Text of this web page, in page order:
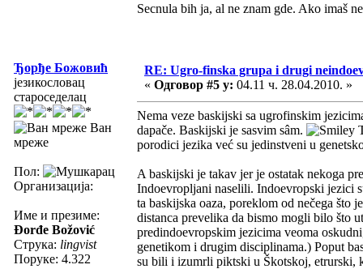
Secnula bih ja, al ne znam gde. Ako imaš
Ђорђе Божовић
језикословац
староседелац
Ван
мреже
Пол:
Организација:
Име и презиме:
Đorđe Božović
Струка: lingvist
Поруке: 4.322
RE: Ugro-finska grupa i drugi
« Одговор #5 у: 04.11 ч. 28.04.2010. »
Nema veze baskijski sa ugrofinskim
dapače. Baskijski je sasvim sâm.
porodici jezika već su jedinstveni u
A baskijski je takav jer je ostatak nekoga
Indoevropljani naselili. Indoevropski jezici
ta baskijska oaza, poreklom od nečega što
distanca prevelika da bismo mogli bilo što
predindoevropskim jezicima veoma
genetikom i drugim disciplinama.) Poput
su bili i izumrli piktski u Škotskoj,